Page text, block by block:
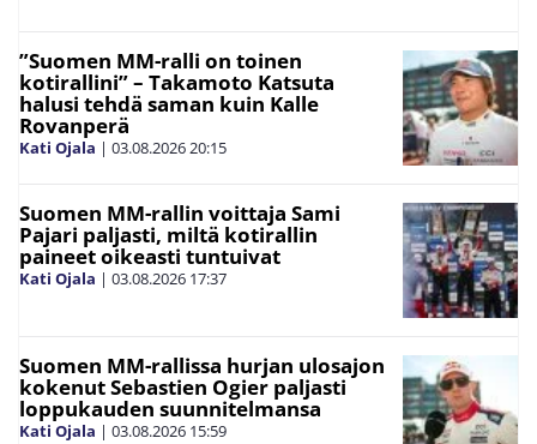
”Suomen MM-ralli on toinen
kotirallini” – Takamoto Katsuta
halusi tehdä saman kuin Kalle
Rovanperä
Kati Ojala | 03.08.202620:15
Suomen MM-rallin voittaja Sami
Pajari paljasti, miltä kotirallin
paineet oikeasti tuntuivat
Kati Ojala | 03.08.2026 17:37
Suomen MM-rallissa hurjan ulosajon
kokenut Sebastien Ogier paljasti
loppukauden suunnitelmansa
Kati Ojala | 03.08.2026 15:59